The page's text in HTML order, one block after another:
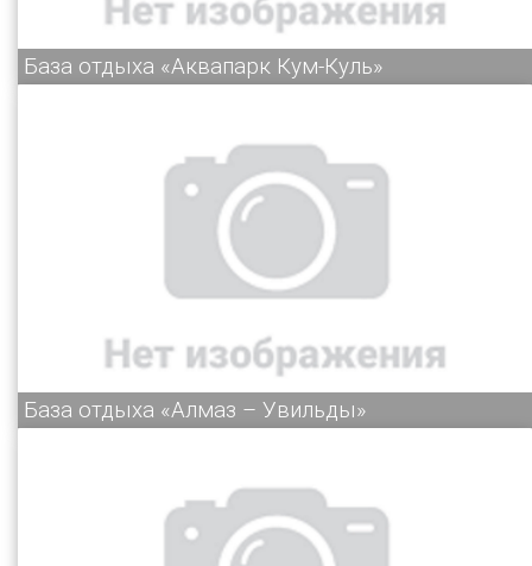
База отдыха «Аквапарк Кум-Куль»
База отдыха «Алмаз – Увильды»